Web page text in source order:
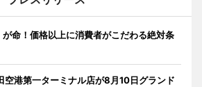
命！価格以上に消費者がこだわる絶対条
空港第一ターミナル店が8月10日グランド